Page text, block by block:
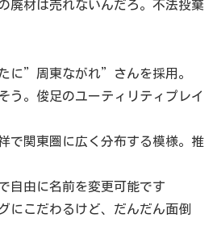
廃材は売れないんだろ。不法投棄
に”周東ながれ”さんを採用。
う。俊足のユーティリティプレイ
で関東圏に広く分布する模様。推
自由に名前を変更可能です
にこだわるけど、だんだん面倒